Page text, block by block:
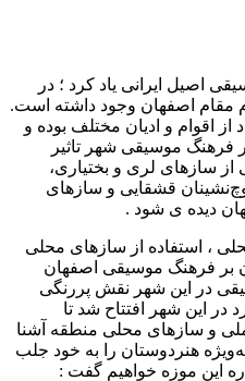
اصیل ایرانی یاد کرد ؛ در
مقام اصفهان وجود داشته است.
اقوام و ادیان مختلف بوده و
فرهنگ موسیقی شهر تاثیر
سازهای لری و بختیاری،
قشقایی و سازهای
دیده ی شود .
، استفاده از سازهای محلی
بر فرهنگ موسیقی اصفهان
در این شهر نقش پررنگی
این شهر افتتاح شد تا
ملی و سازهای محلی منطقه آشنا
هنردوستان را به‌ خود جلب
این موزه خواهیم گفت :